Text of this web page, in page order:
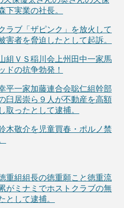
下実業の社長。
ラブ「ザピンク」を放火して
害者を脅迫したとして起訴。
組ＶＳ稲川会上州田中一家馬
ドの抗争勃発！
平一家加藤連合会聡仁組幹部
臼居崇ら９人が不動産を高額
取ったとして逮捕。
木敬介を児童買春・ポルノ禁
重組組長の徳重願こと徳重流
がミナミでホストクラブの無
として逮捕。